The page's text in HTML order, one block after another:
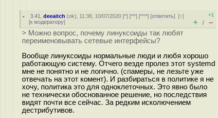
3.41 ,deeaitch (ok), 11:38, 10/07/2020 [^] [^^] [^^^] [ответить][↑]
[к модератору]
+1
+ / –
> Можно вопрос, почему линуксоиды так любят
переименовывать сетевые интерфейсы?
Вообще линуксоиды нормальные люди и любя хорошо
работающую систему. Отчего везде пролез этот systemd
мне не понятно и не логично. (спамеры, не лезьте уже
отвечать на этот комент). И разбираться в политике я не
хочу, политика это для одноклеточных. Это явно было
не технически обоснованное решение, но последствия
видят почти все сейчас. За редким исколючением
дестрибутивов.